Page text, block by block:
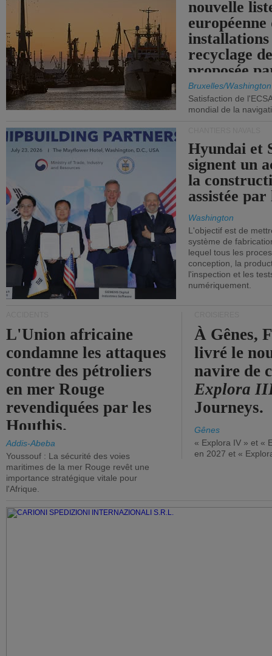
nouvelle
européenne
installations
recyclage
proposée
Bruxelles/Washington
Satisfaction de
mondial de la
Hyundai et
signent un
la
assistée
Washington
L'objectif est de
système de
lequel tous les
conception, la
l'inspection et les
numériquement.
L'Union africaine
condamne les attaques
contre des pétroliers
en mer Rouge
revendiquées par les
Houthis.
Addis-Abeba
Youssouf : La sécurité des voies
maritimes de la mer Rouge revêt une
importance stratégique vitale pour
l'Afrique.
À Gênes,
livré le
navire de
Explora
Journeys.
Gênes
« Explora IV » et «
en 2027 et «